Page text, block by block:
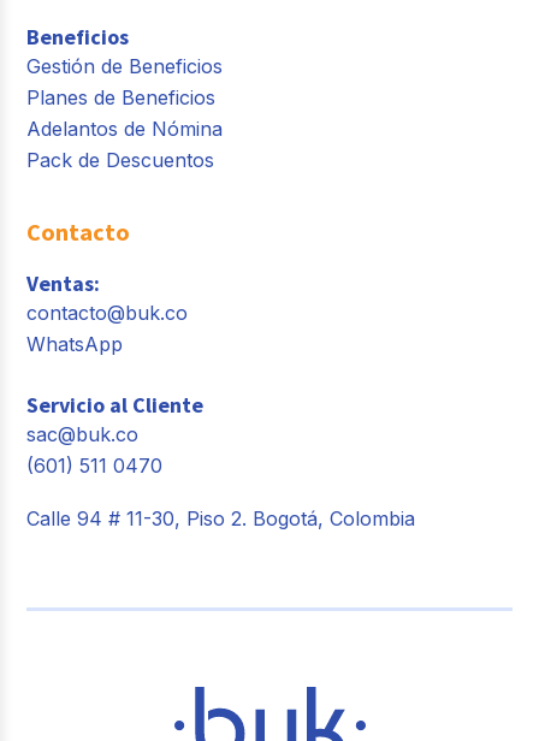
Beneficios
Gestión de Beneficios
Planes de Beneficios
Adelantos de Nómina
Pack de Descuentos
Contacto
Ventas:
contacto@buk.co
WhatsApp
Servicio al Cliente
sac@buk.co
(601) 511 0470
Calle 94 # 11-30, Piso 2. Bogotá, Colombia